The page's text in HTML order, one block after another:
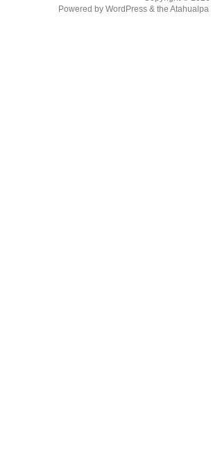
Powered by WordPress& the Atahualpa